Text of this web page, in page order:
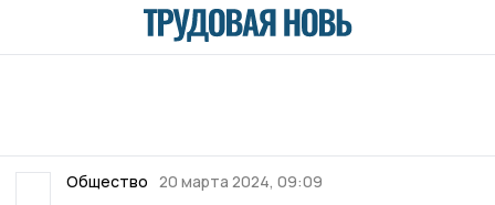
Общество 20 марта 2024, 09:09